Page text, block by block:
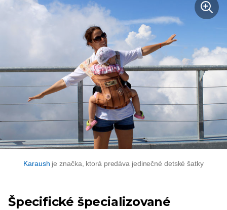
Karaush je značka, ktorá predáva jedinečné detské šatky
Špecifické špecializované